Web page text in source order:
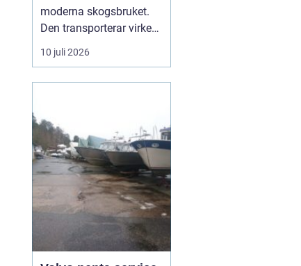
moderna skogsbruket.
Den transporterar virke
från avverkningsplatsen
till bilväg eller
förhållanden. Rä...
10 juli 2026